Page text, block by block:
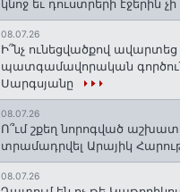
կնոջ եւ դուստրերի էջերին
08.07.26
Ի՞նչ ունեցվածքով ավարտեց
պատգամավորական
Սարգսյանը
08.07.26
Ո՞ւմ շքեղ նորոգված
տրամադրվել Արայիկ
08.07.26